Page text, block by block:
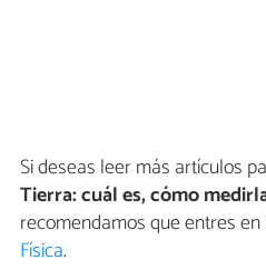
Si deseas leer más artículos
Tierra: cuál es, cómo
recomendamos que entres
Física.